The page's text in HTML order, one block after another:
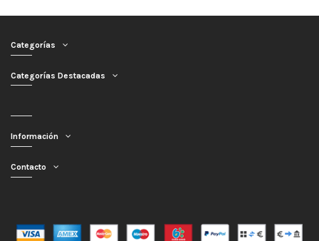
Categorías
Categorías Destacadas
Información
Contacto